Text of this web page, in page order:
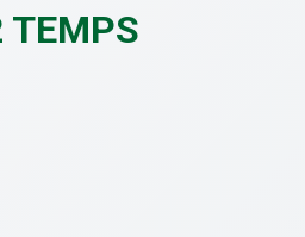
TEMPS